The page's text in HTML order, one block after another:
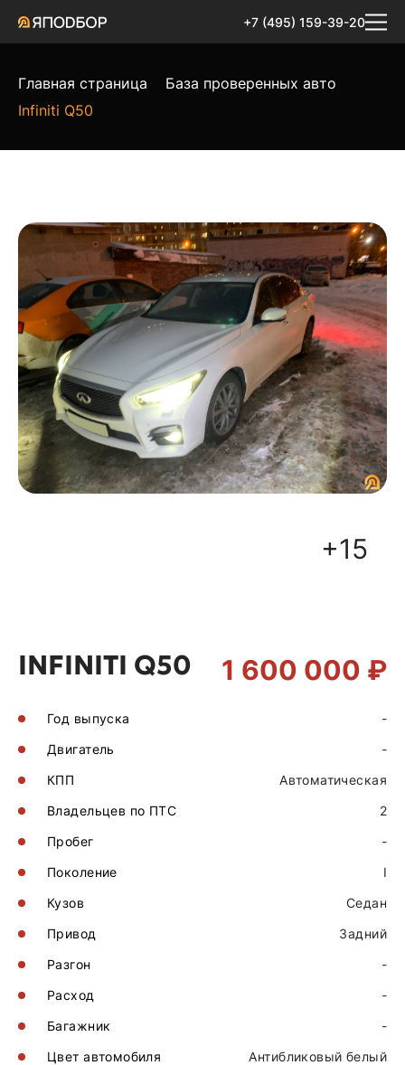
+7 (495) 159-39-20
Главная страница
База проверенных авто
Infiniti Q50
+15
INFINITI Q50 1 600 000 ₽
Год выпуска
-
Двигатель
-
КПП
Автоматическая
Владельцев по ПТС
2
Пробег
-
Поколение
I
Кузов
Седан
Привод
Задний
Разгон
-
Расход
-
Багажник
-
Цвет автомобиля
Антибликовый белый